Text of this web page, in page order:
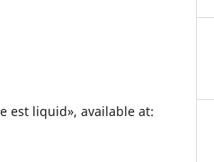
est liquid», available at: